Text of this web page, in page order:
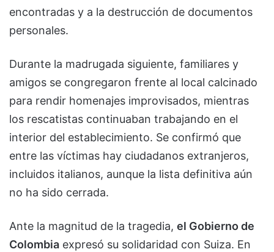
encontradas y a la destrucción de documentos
personales.
Durante la madrugada siguiente, familiares y
amigos se congregaron frente al local calcinado
para rendir homenajes improvisados, mientras
los rescatistas continuaban trabajando en el
interior del establecimiento. Se confirmó que
entre las víctimas hay ciudadanos extranjeros,
incluidos italianos, aunque la lista definitiva aún
no ha sido cerrada.
Ante la magnitud de la tragedia, el Gobierno de
Colombia expresó su solidaridad con Suiza. En